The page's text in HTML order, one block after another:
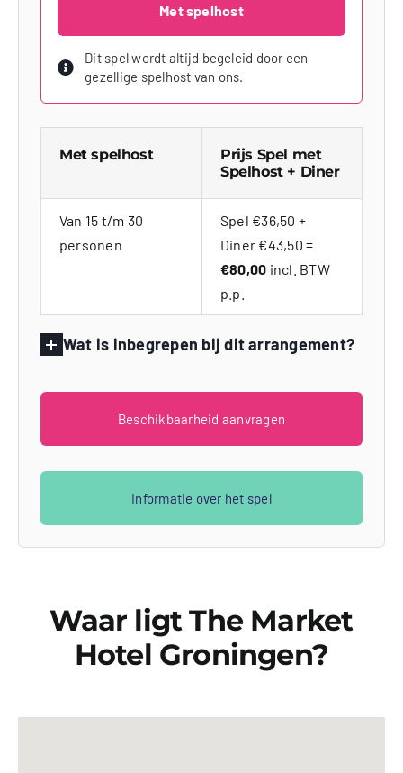
Met spelhost
Dit spel wordt altijd begeleid door een
gezellige spelhost van ons.
Met spelhost
Prijs Spel met
Spelhost + Diner
Van 15 t/m 30
personen
Spel €36,50 +
Diner €43,50 =
€80,00 incl. BTW
p.p.
Wat is inbegrepen bij dit arrangement?
Beschikbaarheid aanvragen
Informatie over het spel
Waar ligt The Market
Hotel Groningen?